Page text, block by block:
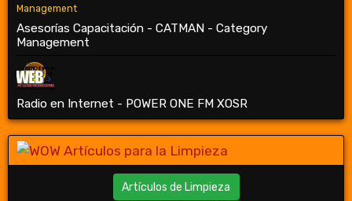
Asesorías Capacitación - CATMAN - Category
Management
Radio en Internet - POWER ONE FM XOSR
Artículos de Limpieza